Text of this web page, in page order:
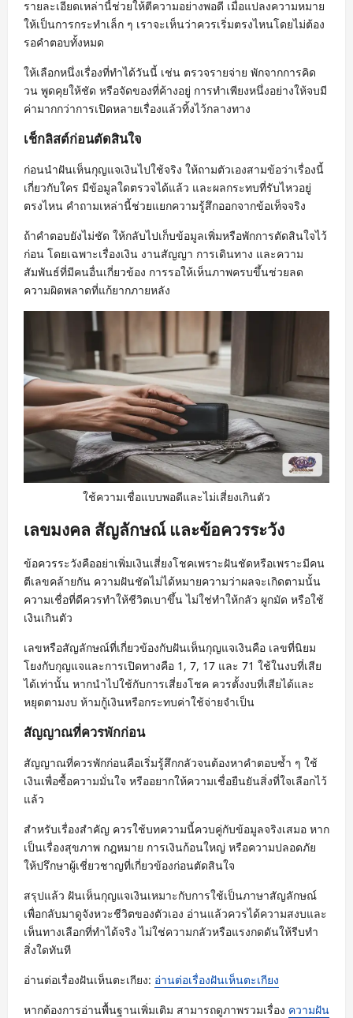
รายละเอียดเหล่านี้ช่วยให้ตีความอย่างพอดี เมื่อแปลงความหมาย
ให้เป็นการกระทำเล็ก ๆ เราจะเห็นว่าควรเริ่มตรงไหนโดยไม่ต้อง
รอคำตอบทั้งหมด
ให้เลือกหนึ่งเรื่องที่ทำได้วันนี้ เช่น ตรวจรายจ่าย พักจากการคิด
วน พูดคุยให้ชัด หรือจัดของที่ค้างอยู่ การทำเพียงหนึ่งอย่างให้จบมี
ค่ามากกว่าการเปิดหลายเรื่องแล้วทิ้งไว้กลางทาง
เช็กลิสต์ก่อนตัดสินใจ
ก่อนนำฝันเห็นกุญแจเงินไปใช้จริง ให้ถามตัวเองสามข้อว่าเรื่องนี้
เกี่ยวกับใคร มีข้อมูลใดตรวจได้แล้ว และผลกระทบที่รับไหวอยู่
ตรงไหน คำถามเหล่านี้ช่วยแยกความรู้สึกออกจากข้อเท็จจริง
ถ้าคำตอบยังไม่ชัด ให้กลับไปเก็บข้อมูลเพิ่มหรือพักการตัดสินใจไว้
ก่อน โดยเฉพาะเรื่องเงิน งานสัญญา การเดินทาง และความ
สัมพันธ์ที่มีคนอื่นเกี่ยวข้อง การรอให้เห็นภาพครบขึ้นช่วยลด
ความผิดพลาดที่แก้ยากภายหลัง
ใช้ความเชื่อแบบพอดีและไม่เสี่ยงเกินตัว
เลขมงคล สัญลักษณ์ และข้อควรระวัง
ข้อควรระวังคืออย่าเพิ่มเงินเสี่ยงโชคเพราะฝันชัดหรือเพราะมีคน
ตีเลขคล้ายกัน ความฝันชัดไม่ได้หมายความว่าผลจะเกิดตามนั้น
ความเชื่อที่ดีควรทำให้ชีวิตเบาขึ้น ไม่ใช่ทำให้กลัว ผูกมัด หรือใช้
เงินเกินตัว
เลขหรือสัญลักษณ์ที่เกี่ยวข้องกับฝันเห็นกุญแจเงินคือ เลขที่นิยม
โยงกับกุญแจและการเปิดทางคือ 1, 7, 17 และ 71 ใช้ในงบที่เสีย
ได้เท่านั้น หากนำไปใช้กับการเสี่ยงโชค ควรตั้งงบที่เสียได้และ
หยุดตามงบ ห้ามกู้เงินหรือกระทบค่าใช้จ่ายจำเป็น
สัญญาณที่ควรพักก่อน
สัญญาณที่ควรพักก่อนคือเริ่มรู้สึกกลัวจนต้องหาคำตอบซ้ำ ๆ ใช้
เงินเพื่อซื้อความมั่นใจ หรืออยากให้ความเชื่อยืนยันสิ่งที่ใจเลือกไว้
แล้ว
สำหรับเรื่องสำคัญ ควรใช้บทความนี้ควบคู่กับข้อมูลจริงเสมอ หาก
เป็นเรื่องสุขภาพ กฎหมาย การเงินก้อนใหญ่ หรือความปลอดภัย
ให้ปรึกษาผู้เชี่ยวชาญที่เกี่ยวข้องก่อนตัดสินใจ
สรุปแล้ว ฝันเห็นกุญแจเงินเหมาะกับการใช้เป็นภาษาสัญลักษณ์
เพื่อกลับมาดูจังหวะชีวิตของตัวเอง อ่านแล้วควรได้ความสงบและ
เห็นทางเลือกที่ทำได้จริง ไม่ใช่ความกลัวหรือแรงกดดันให้รีบทำ
สิ่งใดทันที
อ่านต่อเรื่องฝันเห็นตะเกียง: อ่านต่อเรื่องฝันเห็นตะเกียง
หากต้องการอ่านพื้นฐานเพิ่มเติม สามารถดูภาพรวมเรื่อง ความฝัน